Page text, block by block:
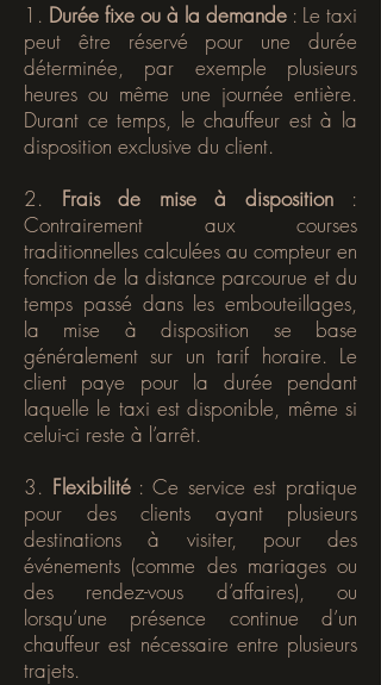
1. Durée fixe ou à la demande : Le taxi
peut être réservé pour une durée
déterminée, par exemple plusieurs
heures ou même une journée entière.
Durant ce temps, le chauffeur est à la
disposition exclusive du client.
2. Frais de mise à disposition :
Contrairement aux courses
traditionnelles calculées au compteur en
fonction de la distance parcourue et du
temps passé dans les embouteillages,
la mise à disposition se base
généralement sur un tarif horaire. Le
client paye pour la durée pendant
laquelle le taxi est disponible, même si
celui-ci reste à l’arrêt.
3. Flexibilité: Ce service est pratique
pour des clients ayant plusieurs
destinations à visiter, pour des
événements (comme des mariages ou
des rendez-vous d’affaires), ou
lorsqu’une présence continue d’un
chauffeur est nécessaire entre plusieurs
trajets.